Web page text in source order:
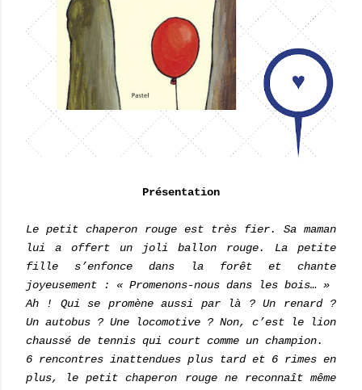
Présentation
Le petit chaperon rouge est très fier. Sa maman
lui a offert un joli ballon rouge. La petite
fille s’enfonce dans la forêt et chante
joyeusement : « Promenons-nous dans les bois… »
Ah ! Qui se promène aussi par là ? Un renard ?
Un autobus ? Une locomotive ? Non, c’est le lion
chaussé de tennis qui court comme un champion.
6 rencontres inattendues plus tard et 6 rimes en
plus, le petit chaperon rouge ne reconnaît même